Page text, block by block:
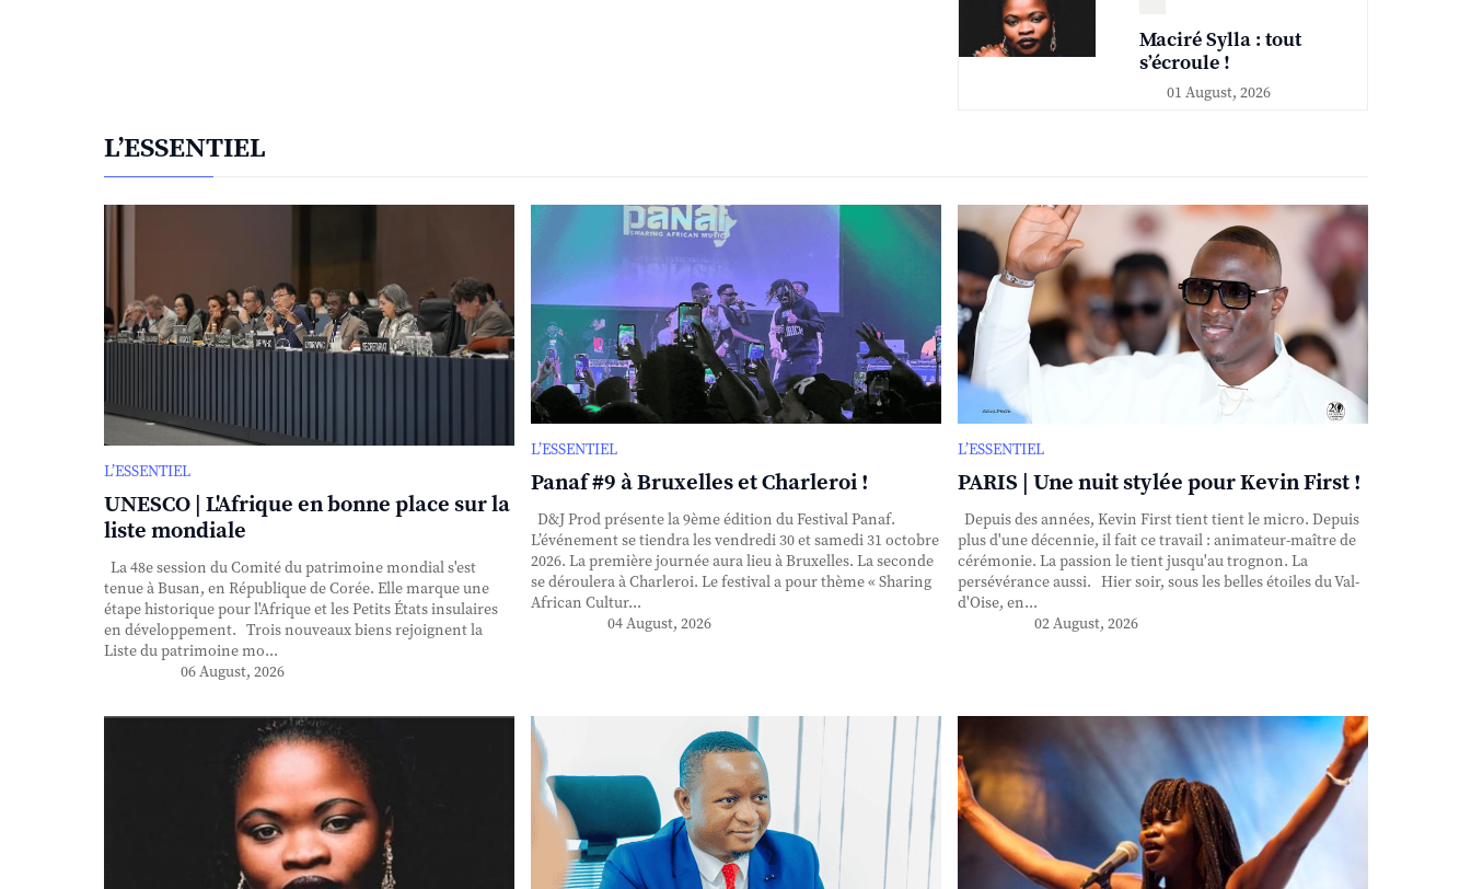
Maciré Sylla : tout
s’écroule !
01 August, 2026
L’ESSENTIEL
L’ESSENTIEL
UNESCO | L'Afrique en bonne place sur la
liste mondiale
La 48e session du Comité du patrimoine mondial s'est
tenue à Busan, en République de Corée. Elle marque une
étape historique pour l'Afrique et les Petits États insulaires
en développement. Trois nouveaux biens rejoignent la
Liste du patrimoine mo...
06 August, 2026
L’ESSENTIEL
Panaf #9 à Bruxelles et Charleroi !
D&J Prod présente la 9ème édition du Festival Panaf.
L’événement se tiendra les vendredi 30 et samedi 31 octobre
2026. La première journée aura lieu à Bruxelles. La seconde
se déroulera à Charleroi. Le festival a pour thème « Sharing
African Cultur...
04 August, 2026
L’ESSENTIEL
PARIS | Une nuit stylée pour Kevin First !
Depuis des années, Kevin First tient tient le micro. Depuis
plus d'une décennie, il fait ce travail : animateur-maître de
cérémonie. La passion le tient jusqu'au trognon. La
persévérance aussi. Hier soir, sous les belles étoiles du Val-
d'Oise, en...
02 August, 2026